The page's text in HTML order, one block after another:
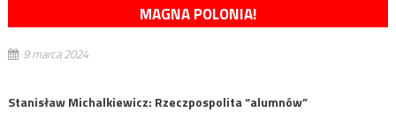
MAGNA POLONIA!
9 marca 2024
Stanisław Michalkiewicz: Rzeczpospolita “alumnów”